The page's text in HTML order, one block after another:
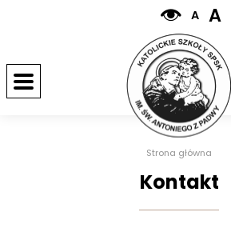
A A
Strona główna
Kontakt